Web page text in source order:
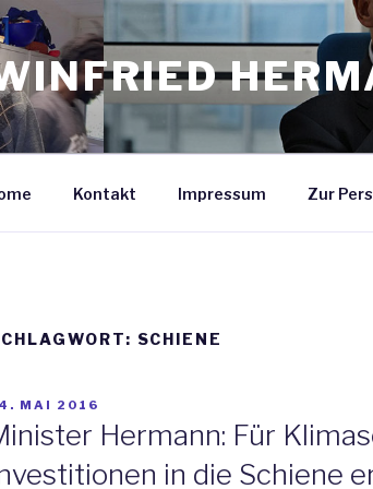
Kontakt Impressum Zur
SCHIENE
MAI 2016
Hermann: Für
in die Schiene